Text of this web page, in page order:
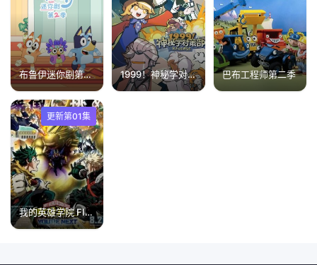
布鲁伊迷你剧第二季(英文版) 1999！神秘学对策部(英配版) 巴布工程师第二季
更新第01集
我的英雄学院 FINAL SEASON 特别篇